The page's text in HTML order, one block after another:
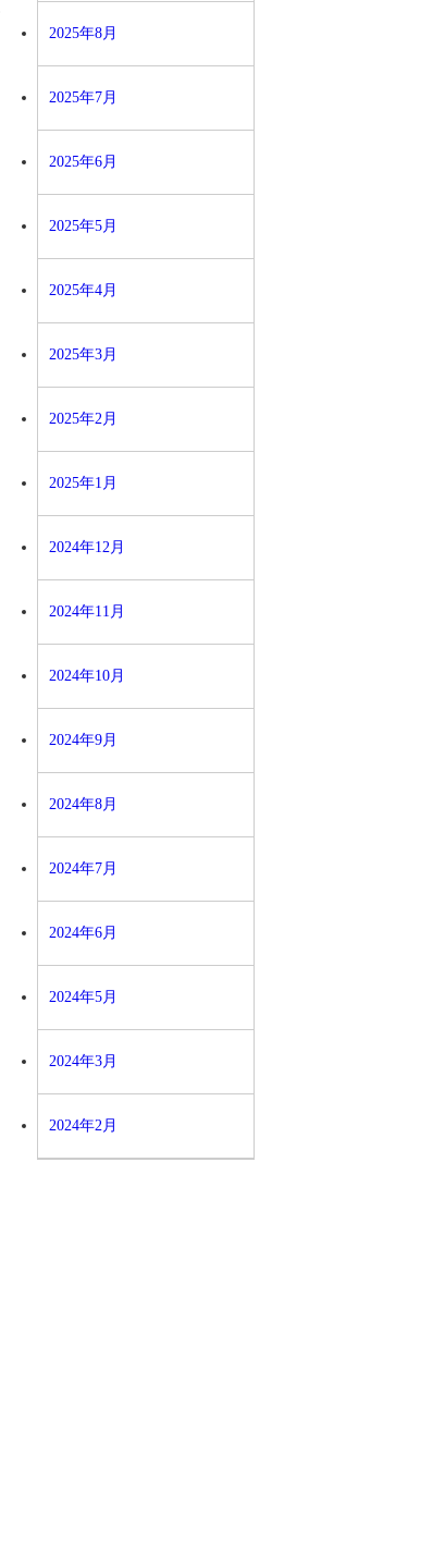
2025年8月
2025年7月
2025年6月
2025年5月
2025年4月
2025年3月
2025年2月
2025年1月
2024年12月
2024年11月
2024年10月
2024年9月
2024年8月
2024年7月
2024年6月
2024年5月
2024年3月
2024年2月